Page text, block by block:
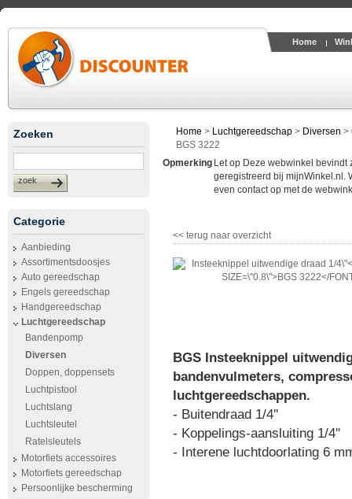
Home
Zoeken
zoek
Categorie
Aanbieding
Assortimentsdoosjes
Auto gereedschap
Engels gereedschap
Handgereedschap
Luchtgereedschap
Bandenpomp
Diversen
Doppen, doppensets
Luchtpistool
Luchtslang
Luchtsleutel
Ratelsleutels
Motorfiets accessoires
Motorfiets gereedschap
Persoonlijke bescherming
Home > Luchtgereedschap > Diversen >
BGS 3222
Opmerking Let op Deze webwinkel
geregistreerd bij mijnWinkel.nl.
even contact op met de
<< terug naar overzicht
BGS Insteeknippel
bandenvulmeters,
luchtgereedschappen.
- Buitendraad 1/4''
- Koppelings-aansluiting 1/4''
- Interene luchtdoorlating 6